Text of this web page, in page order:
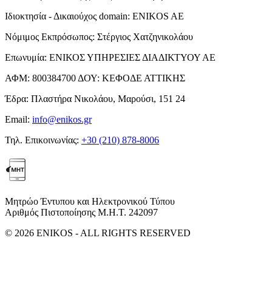
Ιδιοκτησία - Δικαιούχος domain: ENIKOS AE
Νόμιμος Εκπρόσωπος: Στέργιος Χατζηνικολάου
Επωνυμία: ΕΝΙΚΟΣ ΥΠΗΡΕΣΙΕΣ ΔΙΑΔΙΚΤΥΟΥ ΑΕ
ΑΦΜ: 800384700 ΔΟΥ: ΚΕΦΟΔΕ ΑΤΤΙΚΗΣ
Έδρα: Πλαστήρα Νικολάου, Μαρούσι, 151 24
Email: info@enikos.gr
Τηλ. Επικοινωνίας: +30 (210) 878-8006
Μητρώο Έντυπου και Ηλεκτρονικού Τύπου
Αριθμός Πιστοποίησης Μ.Η.Τ. 242097
© 2026 ENIKOS - ALL RIGHTS RESERVED